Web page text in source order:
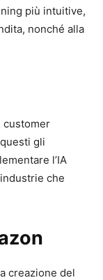
più intuitive,
nonché alla
customer
gli
l’IA
che
creazione del